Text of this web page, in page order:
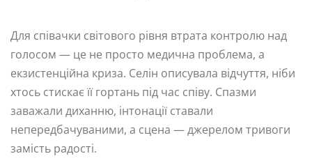
Для співачки світового рівня втрата контролю над
голосом — це не просто медична проблема, а
екзистенційна криза. Селін описувала відчуття, ніби
хтось стискає її гортань під час співу. Спазми
заважали диханню, інтонації ставали
непередбачуваними, а сцена — джерелом тривоги
замість радості.